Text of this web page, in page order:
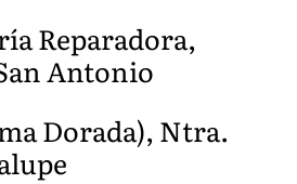
Reparadora,
Antonio
Dorada), Ntra.